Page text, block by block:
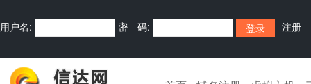
用户名: 密 码: 注册